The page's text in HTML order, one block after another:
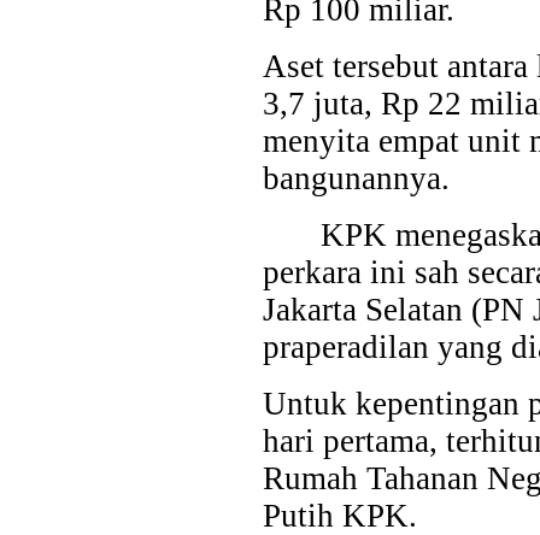
Rp 100 miliar.
Aset tersebut
3,7 juta, Rp 22
menyita empat unit
bangunannya.
KPK
perkara ini sah
Jakarta Selatan (PN
praperadilan yang
Untuk kepentingan
hari pertama,
Rumah Tahanan
Putih KPK.